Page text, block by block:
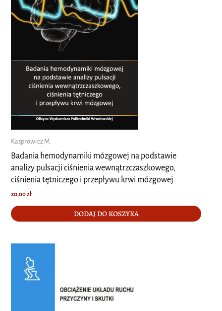
Kasprowicz M.
Badania hemodynamiki mózgowej na podstawie
analizy pulsacji ciśnienia wewnątrzczaszkowego,
ciśnienia tętniczego i przepływu krwi mózgowej
20,00zł
DODAJ DO KOSZYKA